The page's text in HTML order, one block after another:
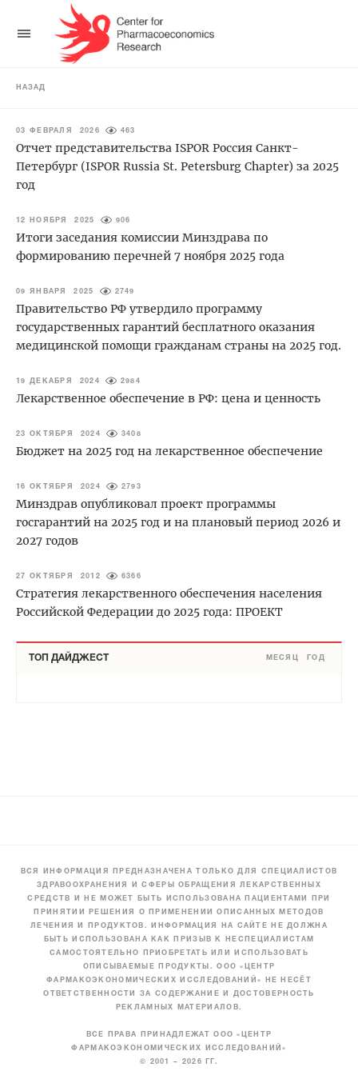
НАЗАД
03 ФЕВРАЛЯ 2026 463
Отчет представительства ISPOR Россия Санкт-
Петербург (ISPOR Russia St. Petersburg Chapter) за 2025
год
12 НОЯБРЯ 2025 906
Итоги заседания комиссии Минздрава по
формированию перечней 7 ноября 2025 года
09 ЯНВАРЯ 2025 2749
Правительство РФ утвердило программу
государственных гарантий бесплатного оказания
медицинской помощи гражданам страны на 2025 год.
19 ДЕКАБРЯ 2024 2984
Лекарственное обеспечение в РФ: цена и ценность
23 ОКТЯБРЯ 2024 3408
Бюджет на 2025 год на лекарственное обеспечение
16 ОКТЯБРЯ 2024 2793
Минздрав опубликовал проект программы
госгарантий на 2025 год и на плановый период 2026 и
2027 годов
27 ОКТЯБРЯ 2012 6366
Стратегия лекарственного обеспечения населения
Российской Федерации до 2025 года: ПРОЕКТ
ТОП ДАЙДЖЕСТ МЕСЯЦ ГОД
ВСЯ ИНФОРМАЦИЯ ПРЕДНАЗНАЧЕНА ТОЛЬКО ДЛЯ СПЕЦИАЛИСТОВ
ЗДРАВООХРАНЕНИЯ И СФЕРЫ ОБРАЩЕНИЯ ЛЕКАРСТВЕННЫХ
СРЕДСТВ И НЕ МОЖЕТ БЫТЬ ИСПОЛЬЗОВАНА ПАЦИЕНТАМИ ПРИ
ПРИНЯТИИ РЕШЕНИЯ О ПРИМЕНЕНИИ ОПИСАННЫХ МЕТОДОВ
ЛЕЧЕНИЯ И ПРОДУКТОВ. ИНФОРМАЦИЯ НА САЙТЕ НЕ ДОЛЖНА
БЫТЬ ИСПОЛЬЗОВАНА КАК ПРИЗЫВ К НЕСПЕЦИАЛИСТАМ
САМОСТОЯТЕЛЬНО ПРИОБРЕТАТЬ ИЛИ ИСПОЛЬЗОВАТЬ
ОПИСЫВАЕМЫЕ ПРОДУКТЫ. ООО «ЦЕНТР
ФАРМАКОЭКОНОМИЧЕСКИХ ИССЛЕДОВАНИЙ» НЕ НЕСЁТ
ОТВЕТСТВЕННОСТИ ЗА СОДЕРЖАНИЕ И ДОСТОВЕРНОСТЬ
РЕКЛАМНЫХ МАТЕРИАЛОВ.
ВСЕ ПРАВА ПРИНАДЛЕЖАТ ООО «ЦЕНТР
ФАРМАКОЭКОНОМИЧЕСКИХ ИССЛЕДОВАНИЙ»
© 2001 – 2026 ГГ.